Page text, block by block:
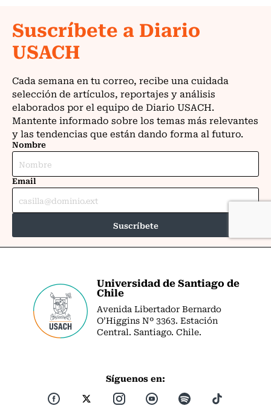
Universidad de Santiago de
Chile
Avenida Libertador Bernardo
O’Higgins Nº 3363. Estación
Central. Santiago. Chile.
Síguenos en: